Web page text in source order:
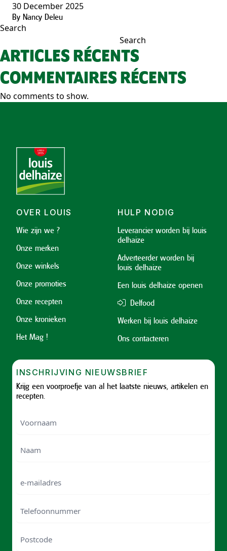
30 December 2025
By Nancy Deleu
Search
Search
ARTICLES RÉCENTS
COMMENTAIRES RÉCENTS
No comments to show.
OVER LOUIS
Wie zijn we ?
Onze merken
Onze winkels
Onze promoties
Onze recepten
Onze kronieken
Het Mag !
HULP NODIG
Leverancier worden bij louis
delhaize
Adverteerder worden bij
louis delhaize
Een louis delhaize openen
Delfood
Werken bij louis delhaize
Ons contacteren
INSCHRIJVING NIEUWSBRIEF
Krijg een voorproefje van al het laatste nieuws, artikelen en
recepten.
mailadres